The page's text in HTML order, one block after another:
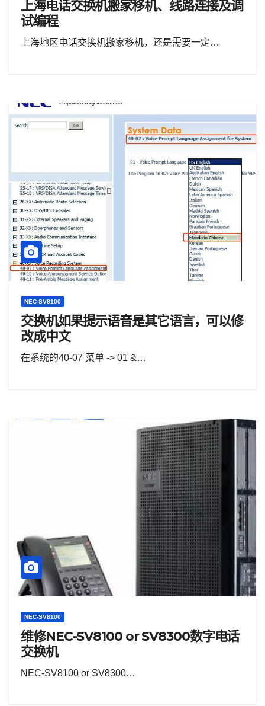
上海电话交换机搬家移机、线路连接及调
试编程
上海地区电话交换机搬家移机，还是需要一定…
NEC-SV8100
交换机如果提示语音是其它语言，可以修
改成中文
在系统的40-07 菜单 -> 01 &…
NEC-SV8100
维修NEC-SV8100 or SV8300数字电话
交换机
NEC-SV8100 or SV8300…